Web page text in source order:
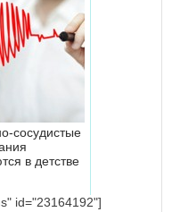
сосудистые
в детстве
id="23164192"]